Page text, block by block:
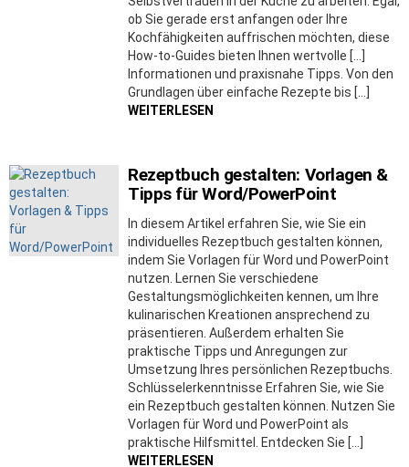
ob Sie gerade erst anfangen oder Ihre
Kochfähigkeiten auffrischen möchten, diese
How-to-Guides bieten Ihnen wertvolle […]
Informationen und praxisnahe Tipps. Von den
Grundlagen über einfache Rezepte bis […]
WEITERLESEN
Rezeptbuch gestalten: Vorlagen &
Tipps für Word/PowerPoint
In diesem Artikel erfahren Sie, wie Sie ein
individuelles Rezeptbuch gestalten können,
indem Sie Vorlagen für Word und PowerPoint
nutzen. Lernen Sie verschiedene
Gestaltungsmöglichkeiten kennen, um Ihre
kulinarischen Kreationen ansprechend zu
präsentieren. Außerdem erhalten Sie
praktische Tipps und Anregungen zur
Umsetzung Ihres persönlichen Rezeptbuchs.
Schlüsselerkenntnisse Erfahren Sie, wie Sie
ein Rezeptbuch gestalten können. Nutzen Sie
Vorlagen für Word und PowerPoint als
praktische Hilfsmittel. Entdecken Sie […]
WEITERLESEN